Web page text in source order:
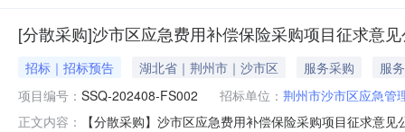
[分散采购]沙市区应急费用补偿保险采购项目征求意
招标｜招标预告 湖北省｜荆州市｜沙市区 服务采购
服务
项目编号： SSQ-202408-FS002 招标单位： 荆州市沙市区应急管
正文内容：
【分散采购】沙市区应急费用补偿保险采购项目征求意